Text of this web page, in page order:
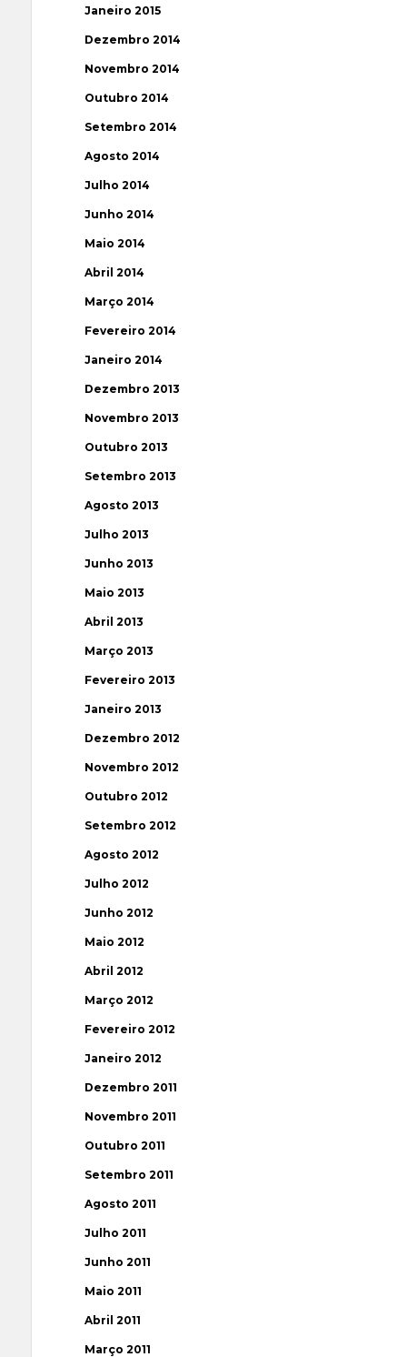
Janeiro 2015
Dezembro 2014
Novembro 2014
Outubro 2014
Setembro 2014
Agosto 2014
Julho 2014
Junho 2014
Maio 2014
Abril 2014
Março 2014
Fevereiro 2014
Janeiro 2014
Dezembro 2013
Novembro 2013
Outubro 2013
Setembro 2013
Agosto 2013
Julho 2013
Junho 2013
Maio 2013
Abril 2013
Março 2013
Fevereiro 2013
Janeiro 2013
Dezembro 2012
Novembro 2012
Outubro 2012
Setembro 2012
Agosto 2012
Julho 2012
Junho 2012
Maio 2012
Abril 2012
Março 2012
Fevereiro 2012
Janeiro 2012
Dezembro 2011
Novembro 2011
Outubro 2011
Setembro 2011
Agosto 2011
Julho 2011
Junho 2011
Maio 2011
Abril 2011
Março 2011